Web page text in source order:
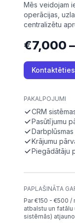
Mēs veidojam
operācijas,
centralizētu
€7,000
PAKALPOJUMI
CRM
Pasūtījumu
Krājumu
Piegādātāju
PAPLAŠINĀTA
Par €150 - €500
atbalstu un
sistēmās)